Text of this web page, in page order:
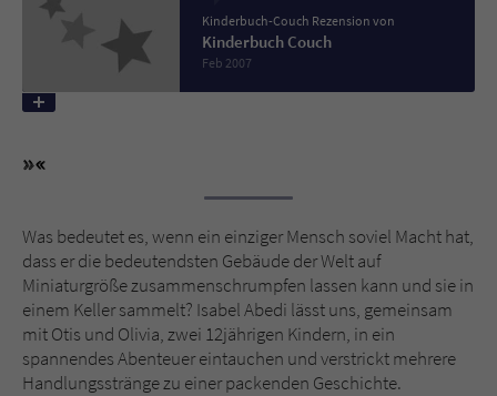
Kinderbuch-Couch Rezension von
Kinderbuch Couch
Feb 2007
Was bedeutet es, wenn ein einziger Mensch soviel Macht hat,
dass er die bedeutendsten Gebäude der Welt auf
Miniaturgröße zusammenschrumpfen lassen kann und sie in
einem Keller sammelt? Isabel Abedi lässt uns, gemeinsam
mit Otis und Olivia, zwei 12jährigen Kindern, in ein
spannendes Abenteuer eintauchen und verstrickt mehrere
Handlungsstränge zu einer packenden Geschichte.
tx_pwcomments_ahash
Cookie für Kommentare einzelner Buchtitel
Name fe_typo_user
Anbieter Literatur-Couch Medien GmbH & Co. KG
Laufzeit Session